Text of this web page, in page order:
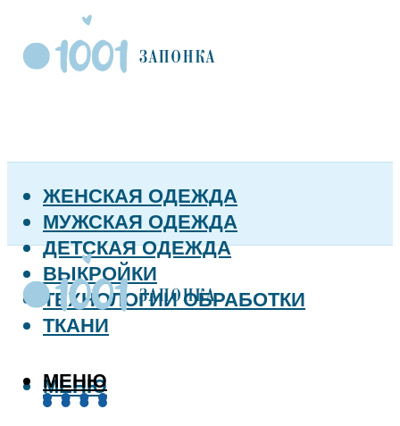
ЖЕНСКАЯ ОДЕЖДА
МУЖСКАЯ ОДЕЖДА
ДЕТСКАЯ ОДЕЖДА
ВЫКРОЙКИ
ТЕХНОЛОГИИ ОБРАБОТКИ
ТКАНИ
МЕНЮ
МЕНЮ